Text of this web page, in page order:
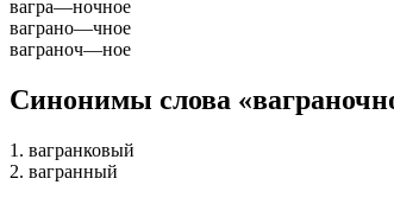
вагра—ночное
ваграно—чное
ваграноч—ное
Синонимы слова
1. вагранковый
2. вагранный